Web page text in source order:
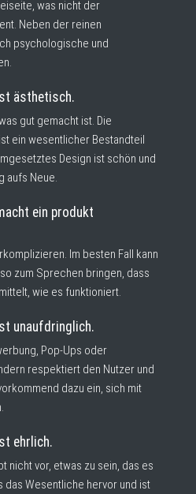
was nicht der
Neben der reinen
psychologische und
ästhetisch.
gut gemacht ist. Die
ein wesentlicher Bestandteil
Design ist schön und
aufs Neue.
ein produkt
Im besten Fall kann
zum Sprechen bringen, dass
wie es funktioniert.
unaufdringlich.
Pop-Ups oder
respektiert den Nutzer und
dazu ein, sich mit
ehrlich.
nicht vor, etwas zu sein, das es
das Wesentliche hervor und ist